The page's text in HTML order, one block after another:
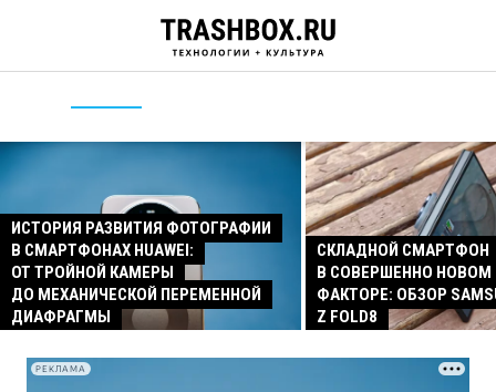
ИСТОРИЯ РАЗВИТИЯ ФОТОГРАФИИ
В СМАРТФОНАХ HUAWEI:
ОТ ТРОЙНОЙ КАМЕРЫ
ДО МЕХАНИЧЕСКОЙ ПЕРЕМЕННОЙ
ДИАФРАГМЫ
СКЛАДНОЙ СМАРТФОН
В СОВЕРШЕННО
ФАКТОРЕ: ОБЗОР
Z FOLD8
РЕКЛАМА